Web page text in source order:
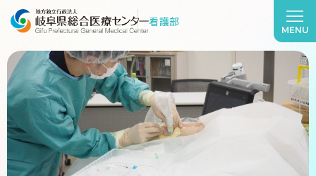
看護部
MENU